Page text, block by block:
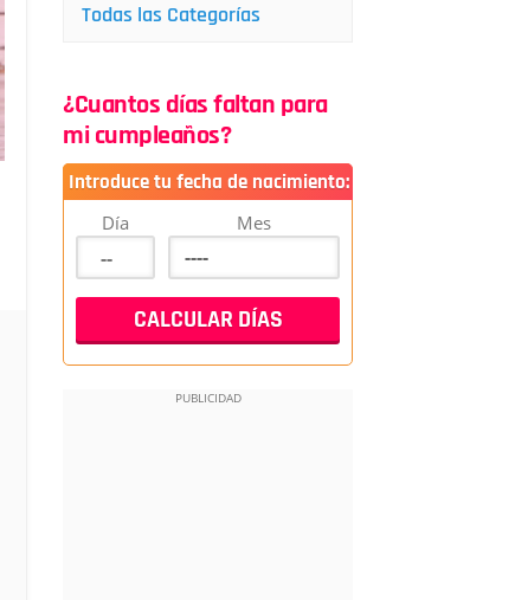
Todas las Categorías
¿Cuantos días faltan para
mi cumpleaños?
Introduce tu fecha de nacimiento:
Día Mes